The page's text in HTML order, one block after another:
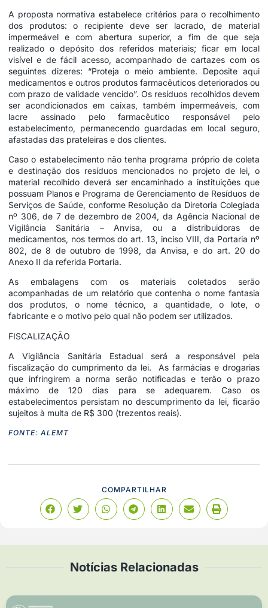
A proposta normativa estabelece critérios para o recolhimento
dos produtos: o recipiente deve ser lacrado, de material
impermeável e com abertura superior, a fim de que seja
realizado o depósito dos referidos materiais; ficar em local
visível e de fácil acesso, acompanhado de cartazes com os
seguintes dizeres: “Proteja o meio ambiente. Deposite aqui
medicamentos e outros produtos farmacêuticos deteriorados ou
com prazo de validade vencido”. Os resíduos recolhidos devem
ser acondicionados em caixas, também impermeáveis, com
lacre assinado pelo farmacêutico responsável pelo
estabelecimento, permanecendo guardadas em local seguro,
afastadas das prateleiras e dos clientes.
Caso o estabelecimento não tenha programa próprio de coleta
e destinação dos resíduos mencionados no projeto de lei, o
material recolhido deverá ser encaminhado a instituições que
possuam Planos e Programa de Gerenciamento de Resíduos de
Serviços de Saúde, conforme Resolução da Diretoria Colegiada
nº 306, de 7 de dezembro de 2004, da Agência Nacional de
Vigilância Sanitária – Anvisa, ou a distribuidoras de
medicamentos, nos termos do art. 13, inciso VIII, da Portaria nº
802, de 8 de outubro de 1998, da Anvisa, e do art. 20 do
Anexo II da referida Portaria.
As embalagens com os materiais coletados serão
acompanhadas de um relatório que contenha o nome fantasia
dos produtos, o nome técnico, a quantidade, o lote, o
fabricante e o motivo pelo qual não podem ser utilizados.
FISCALIZAÇÃO
A Vigilância Sanitária Estadual será a responsável pela
fiscalização do cumprimento da lei. As farmácias e drogarias
que infringirem a norma serão notificadas e terão o prazo
máximo de 120 dias para se adequarem. Caso os
estabelecimentos persistam no descumprimento da lei, ficarão
sujeitos à multa de R$ 300 (trezentos reais).
FONTE: ALEMT
COMPARTILHAR
Notícias Relacionadas